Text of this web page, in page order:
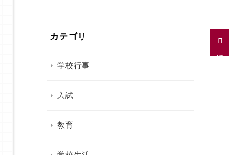
カテゴリ
学校行事
入試
教育